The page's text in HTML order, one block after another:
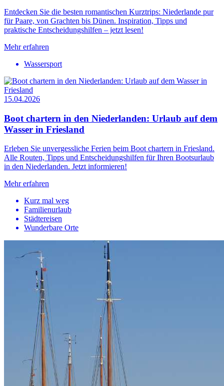
Entdecken Sie die besten romantischen Kurztrips: Niederlande pur
für Paare, von Grachten bis Dünen. Inspiration, Tipps und
praktische Entscheidungshilfen – jetzt lesen!
Mehr erfahren
Wassersport
15.04.2026
Boot chartern in den Niederlanden: Urlaub auf dem
Wasser in Friesland
Erleben Sie unvergessliche Ferien beim Boot chartern in Friesland.
Alle Routen, Tipps und Entscheidungshilfen für Ihren Bootsurlaub
in den Niederlanden. Jetzt informieren!
Mehr erfahren
Kurz mal weg
Familienurlaub
Städtereisen
Wunderbare Orte